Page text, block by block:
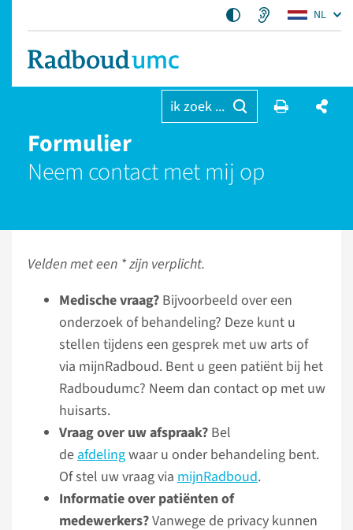
NL
ik zoek ...
Formulier
Neem contact met mij op
Velden met een * zijn verplicht.
Medische vraag? Bijvoorbeeld over een
onderzoek of behandeling? Deze kunt u
stellen tijdens een gesprek met uw arts of
via mijnRadboud. Bent u geen patiënt bij het
Radboudumc? Neem dan contact op met uw
huisarts.
Vraag over uw afspraak? Bel
deafdelingwaar u onder behandeling bent.
Of stel uw vraag via mijnRadboud.
Informatie over patiënten of
medewerkers?Vanwege de privacy kunnen